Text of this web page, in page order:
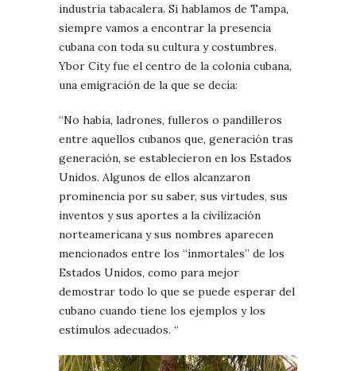
industria tabacalera. Si hablamos de Tampa,
siempre vamos a encontrar la presencia
cubana con toda su cultura y costumbres.
Ybor City fue el centro de la colonia cubana,
una emigración de la que se decía:
“No había, ladrones, fulleros o pandilleros
entre aquellos cubanos que, generación tras
generación, se establecieron en los Estados
Unidos. Algunos de ellos alcanzaron
prominencia por su saber, sus virtudes, sus
inventos y sus aportes a la civilización
norteamericana y sus nombres aparecen
mencionados entre los “inmortales” de los
Estados Unidos, como para mejor
demostrar todo lo que se puede esperar del
cubano cuando tiene los ejemplos y los
estímulos adecuados. “